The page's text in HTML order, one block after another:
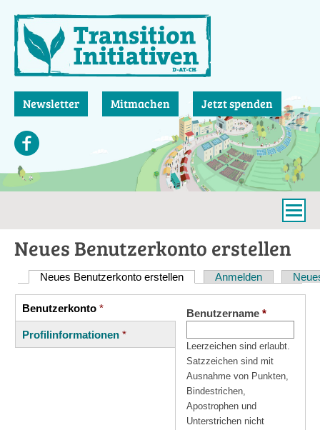
zum
Inhalt
Newsletter Mitmachen Jetzt spenden
Neues Benutzerkonto erstellen
Haupt-
Reiter
Neues Benutzerkonto erstellen (aktiver Reiter)
Anmelden
Vertikale
Reiter
Benutzerkonto *
(aktiver
Reiter)
Profilinformationen *
Benutzername *
Leerzeichen sind erlaubt.
Satzzeichen sind mit
Ausnahme von Punkten,
Bindestrichen,
Apostrophen und
Unterstrichen nicht